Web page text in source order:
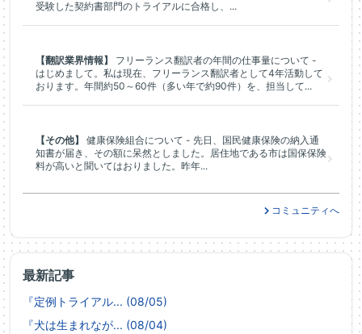
最新記事
『定例トライアル... (08/05)
『犬は生まれなが... (08/04)
受験した契約書部門のトライアルに合格し、...
【翻訳業界情報】
フリーランス翻訳者の年間の仕事量について -
はじめまして。私は現在、フリーランス翻訳者として4年活動して
おります。年間約50～60件（多い年で約90件）を、担当して...
【その他】
健康保険組合について - 先日、国民健康保険の納入通
知書が届き、その額に呆然としました。居住地である市は国保保険
料が高いと聞いてはおりました。昨年...
コミュニティへ